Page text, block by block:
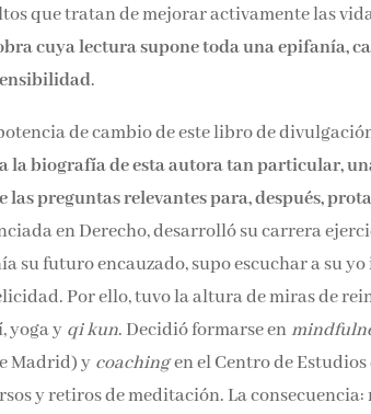
que tratan de mejorar activamente las
cuya lectura supone toda una epifanía,
sensibilidad
de cambio de este libro de
la biografía de esta autora tan particular,
las preguntas relevantes para, después,
en Derecho, desarrolló su carrera
su futuro encauzado, supo escuchar a su
Por ello, tuvo la altura de miras de
taichí, yoga yqi kun. Decidió formarse en
Madrid) y coachingen el Centro de
y retiros de meditación. La consecuencia: